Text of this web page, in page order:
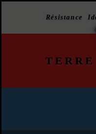
Résistance
TERRE